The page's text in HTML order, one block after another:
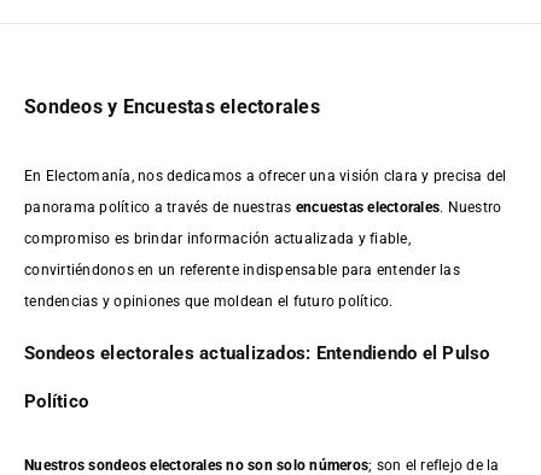
Sondeos y Encuestas electorales
En Electomanía, nos dedicamos a ofrecer una visión clara y precisa del
panorama político a través de nuestras encuestas electorales. Nuestro
compromiso es brindar información actualizada y fiable,
convirtiéndonos en un referente indispensable para entender las
tendencias y opiniones que moldean el futuro político.
Sondeos electorales actualizados: Entendiendo el Pulso
Político
Nuestros sondeos electorales no son solo números; son el reflejo de la